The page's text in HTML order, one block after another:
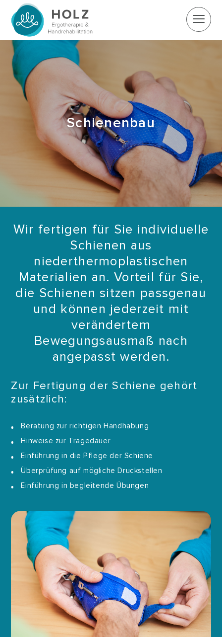
Schienenbau
Wir fertigen für Sie individuelle
Schienen aus
niederthermoplastischen
Materialien an. Vorteil für Sie,
die Schienen sitzen passgenau
und können jederzeit mit
verändertem
Bewegungsausmaß nach
angepasst werden.
Zur Fertigung der Schiene gehört
zusätzlich:
Beratung zur richtigen Handhabung
Hinweise zur Tragedauer
Einführung in die Pflege der Schiene
Überprüfung auf mögliche Druckstellen
Einführung in begleitende Übungen